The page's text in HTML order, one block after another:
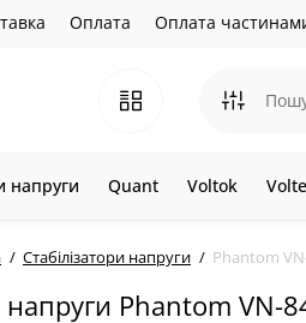
Оплата Оплата
напруги Quant Voltok
Стабілізатори напруги Phantom
напруги Phantom